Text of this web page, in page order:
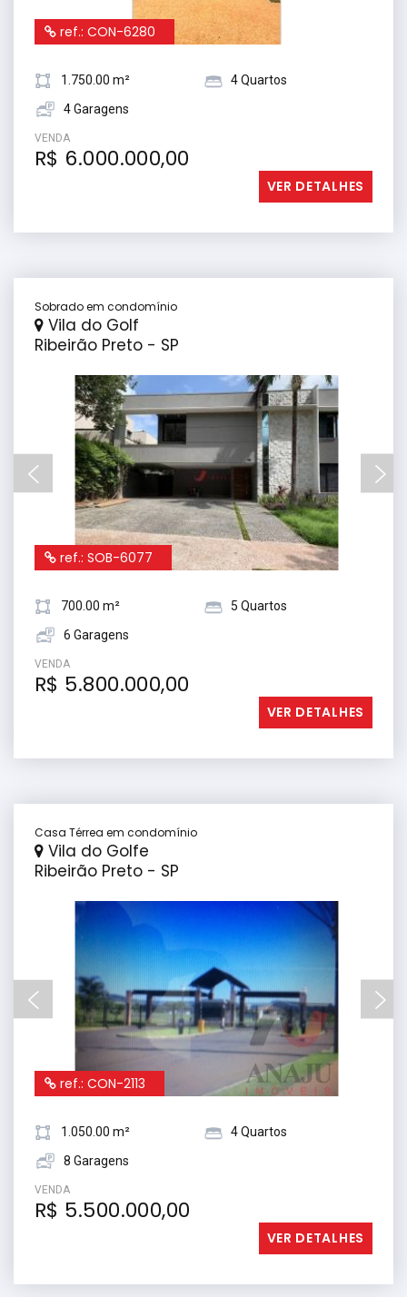
ref.: CON-6280
1.750.00 m²
4 Quartos
4 Garagens
VENDA
R$ 6.000.000,00
VER DETALHES
Sobrado em condomínio
Vila do Golf
Ribeirão Preto - SP
ref.: SOB-6077
700.00 m²
5 Quartos
6 Garagens
VENDA
R$ 5.800.000,00
VER DETALHES
Casa Térrea em condomínio
Vila do Golfe
Ribeirão Preto - SP
ref.: CON-2113
1.050.00 m²
4 Quartos
8 Garagens
VENDA
R$ 5.500.000,00
VER DETALHES